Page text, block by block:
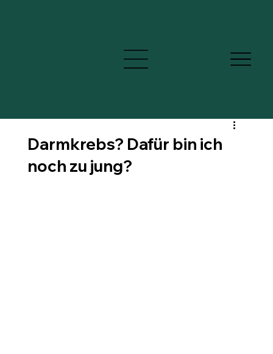
Darmkrebs? Dafür bin ich
noch zu jung?